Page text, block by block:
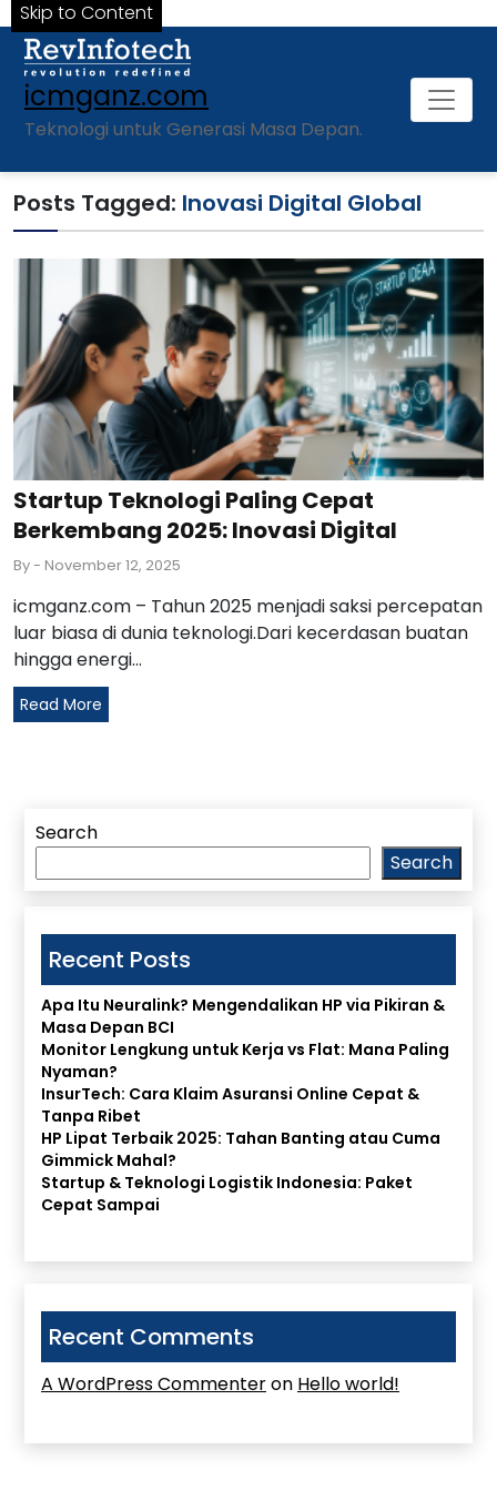
Skip to Content
icmganz.com
Teknologi untuk Generasi Masa Depan.
Posts Tagged: Inovasi Digital Global
Startup Teknologi Paling Cepat
Berkembang 2025: Inovasi Digital
By- November 12, 2025
icmganz.com – Tahun 2025 menjadi saksi percepatan
luar biasa di dunia teknologi.Dari kecerdasan buatan
hingga energi...
Read More
Search
Search
Recent Posts
Apa Itu Neuralink? Mengendalikan HP via Pikiran &
Masa Depan BCI
Monitor Lengkung untuk Kerja vs Flat: Mana Paling
Nyaman?
InsurTech: Cara Klaim Asuransi Online Cepat &
Tanpa Ribet
HP Lipat Terbaik 2025: Tahan Banting atau Cuma
Gimmick Mahal?
Startup & Teknologi Logistik Indonesia: Paket
Cepat Sampai
Recent Comments
A WordPress Commenteron Hello world!